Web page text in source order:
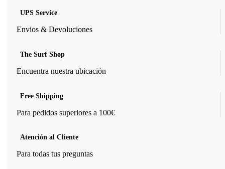
UPS Service
Envios & Devoluciones
The Surf Shop
Encuentra nuestra ubicación
Free Shipping
Para pedidos superiores a 100€
Atención al Cliente
Para todas tus preguntas